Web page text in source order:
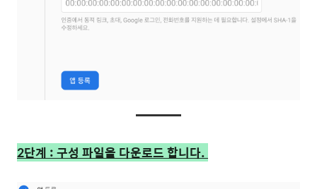
2단계 : 구성 파일을 다운로드 합니다.